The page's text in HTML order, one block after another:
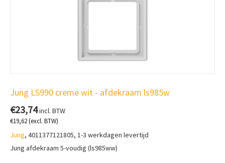
Jung LS990 creme wit - afdekraam ls985w
€23,74incl. BTW
€19,62(excl. BTW)
Jung, 4011377121805, 1-3 werkdagen levertijd
Jung afdekraam 5-voudig (ls985ww)